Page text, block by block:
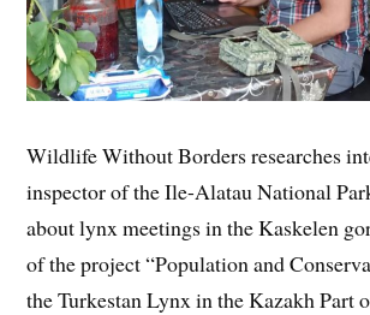
Wildlife Without Borders researches
inspector of the Ile-Alatau National
about lynx meetings in the Kaskelen
of the project “Population and
the Turkestan Lynx in the Kazakh Part